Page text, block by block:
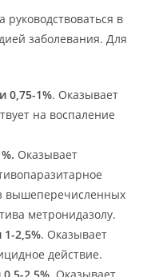
в
заболевания. Для
0,75-1%. Оказывает
на воспаление
Оказывает
вышеперечисленных
метронидазолу.
2,5%. Оказывает
действие.